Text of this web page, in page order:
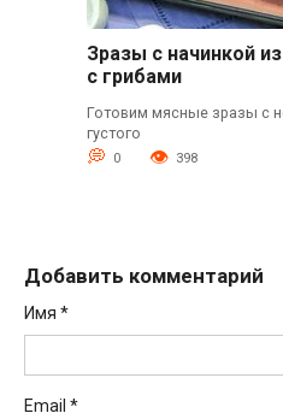
Зразы с начинкой
с грибами
Готовим мясные зразы с
густого
0 398
Добавить комментарий
Имя *
Email *